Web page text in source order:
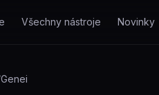
Všechny nástroje Novinky
Genei